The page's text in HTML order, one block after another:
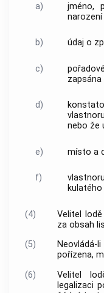
a)
jméno,
b) údaj o
c)
zapsána
d)
nebo že
e) místo a
f)
(4)
Velitel
za obsah
(5)
Neovládá-
pořízena,
(6)
Velitel
legalizaci